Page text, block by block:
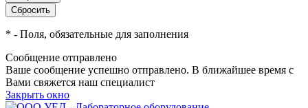
* - Поля, обязательные для заполнения
Сообщение отправлено
Ваше сообщение успешно отправлено. В ближайшее время с
Вами свяжется наш специалист
Закрыть окно